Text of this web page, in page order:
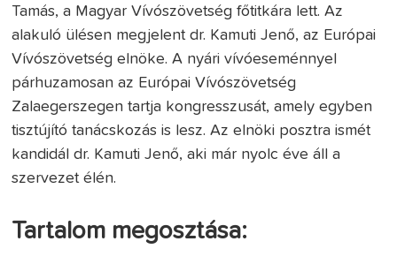
Tamás, a Magyar Vívószövetség főtitkára lett. Az
alakuló ülésen megjelent dr. Kamuti Jenő, az Európai
Vívószövetség elnöke. A nyári vívóeseménnyel
párhuzamosan az Európai Vívószövetség
Zalaegerszegen tartja kongresszusát, amely egyben
tisztújító tanácskozás is lesz. Az elnöki posztra ismét
kandidál dr. Kamuti Jenő, aki már nyolc éve áll a
szervezet élén.
Tartalom megosztása: